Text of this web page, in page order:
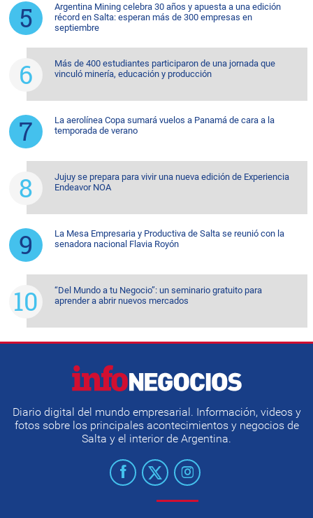
Argentina Mining celebra 30 años y apuesta a una edición
récord en Salta: esperan más de 300 empresas en
septiembre
Más de 400 estudiantes participaron de una jornada que
vinculó minería, educación y producción
La aerolínea Copa sumará vuelos a Panamá de cara a la
temporada de verano
Jujuy se prepara para vivir una nueva edición de Experiencia
Endeavor NOA
La Mesa Empresaria y Productiva de Salta se reunió con la
senadora nacional Flavia Royón
“Del Mundo a tu Negocio”: un seminario gratuito para
aprender a abrir nuevos mercados
Diario digital del mundo empresarial. Información, videos y
fotos sobre los principales acontecimientos y negocios de
Salta y el interior de Argentina.